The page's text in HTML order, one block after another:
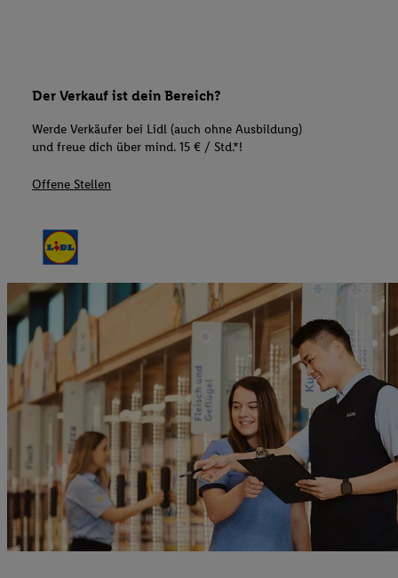
Der Verkauf ist dein Bereich?
Werde Verkäufer bei Lidl (auch ohne Ausbildung)
und freue dich über mind. 15 € / Std.*!
Offene Stellen